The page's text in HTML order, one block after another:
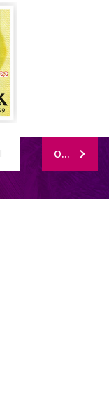
ODOBERAŤ